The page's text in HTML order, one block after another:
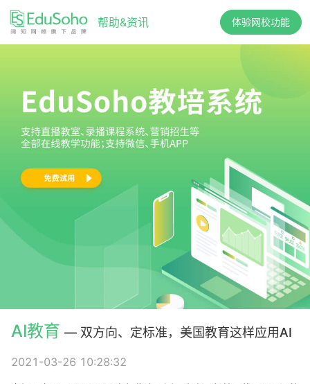
帮助&资讯 体验网校功能
AI教育 — 双方向、定标准，美国教育这样应用AI
2021-03-26 10:28:32